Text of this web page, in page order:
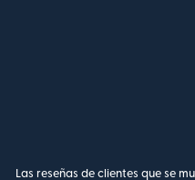
Las reseñas de clientes que se